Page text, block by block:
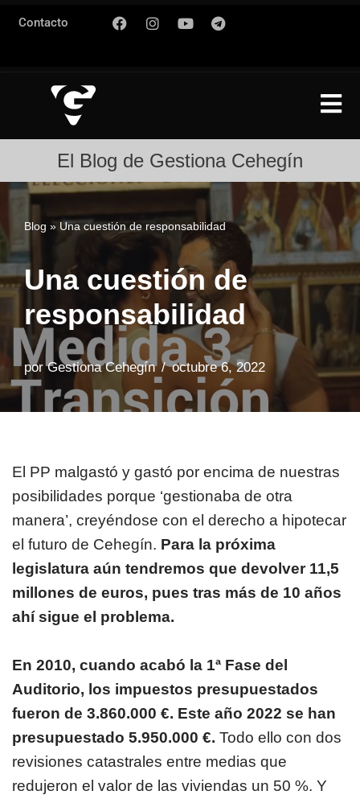
al
contenido
Contacto
El Blog de Gestiona Cehegín
Blog » Una cuestión de responsabilidad
Una cuestión de
responsabilidad
porGestiona Cehegín octubre 6, 2022
El PP malgastó y gastó por encima de nuestras
posibilidades porque ‘gestionaba de otra
manera’, creyéndose con el derecho a hipotecar
el futuro de Cehegín. Para la próxima
legislatura aún tendremos que devolver 11,5
millones de euros, pues tras más de 10 años
ahí sigue el problema.
En 2010, cuando acabó la 1ª Fase del
Auditorio, los impuestos presupuestados
fueron de 3.860.000 €. Este año 2022 se han
presupuestado 5.950.000 €. Todo ello con dos
revisiones catastrales entre medias que
redujeron el valor de las viviendas un 50 %. Y